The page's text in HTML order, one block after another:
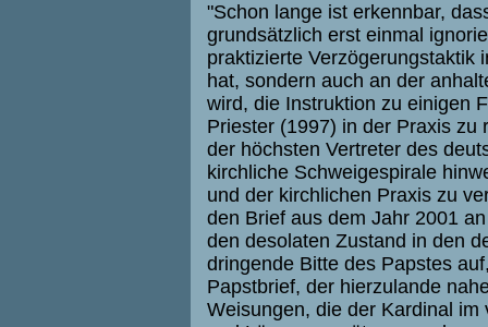
"Schon lange ist erkennbar,
grundsätzlich erst einmal
praktizierte Verzögerungstaktik
hat, sondern auch an der
wird, die Instruktion zu einigen
Priester (1997) in der Praxis zu
der höchsten Vertreter des
kirchliche Schweigespirale
und der kirchlichen Praxis zu
den Brief aus dem Jahr 2001
den desolaten Zustand in den
dringende Bitte des Papstes
Papstbrief, der hierzulande
Weisungen, die der Kardinal